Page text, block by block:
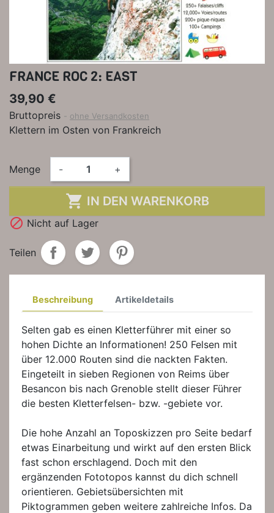
FRANCE ROC 2: EAST
39,90 €
Bruttopreis ohne Versandkosten
Klettern im Osten von Frankreich
Menge - +
 IN DEN WARENKORB
 Nicht auf Lager
Teilen
Beschreibung Artikeldetails
Selten gab es einen Kletterführer mit einer so
hohen Dichte an Informationen! 250 Felsen mit
über 12.000 Routen sind die nackten Fakten.
Eingeteilt in sieben Regionen von Reims über
Besancon bis nach Grenoble stellt dieser Führer
die besten Kletterfelsen- bzw. -gebiete vor.
Die hohe Anzahl an Toposkizzen pro Seite bedarf
etwas Einarbeitung und wirkt auf den ersten Blick
fast schon erschlagend. Doch mit den
ergänzenden Fototopos kannst du dich schnell
orientieren. Gebietsübersichten mit
Piktogrammen geben weitere zahlreiche Infos. Da